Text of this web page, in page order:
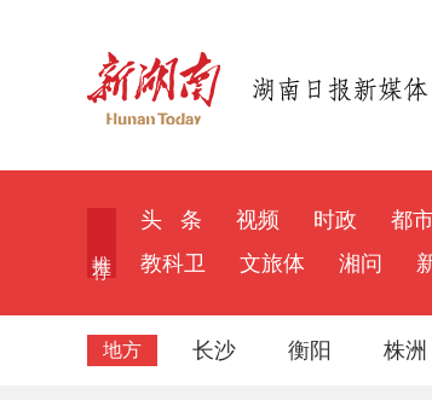
头 条 视频 时政 都
教科卫
文旅体 湘问
地方 长沙 衡阳 株洲